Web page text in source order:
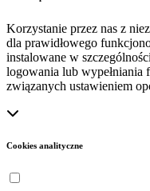
Korzystanie przez nas z
dla prawidłowego
instalowane w
logowania lub wypełniania
związanych ustawieniem
Cookies analityczne